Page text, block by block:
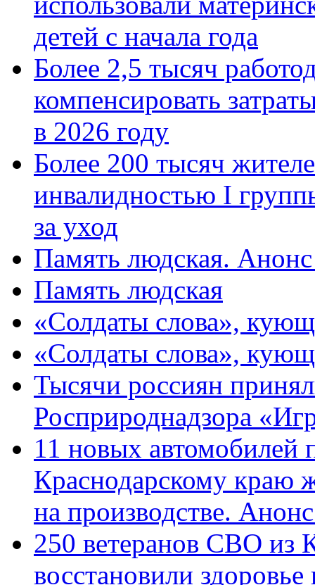
детей с начала года
Более 2,5 тысяч
компенсировать
в 2026 году
Более 200 тысяч
инвалидностью I
за уход
Память людская.
Память людская
«Солдаты слова»,
«Солдаты слова»,
Тысячи россиян
Росприроднадзора
11 новых автомобилей
Краснодарскому краю
на производстве.
250 ветеранов СВО из
восстановили